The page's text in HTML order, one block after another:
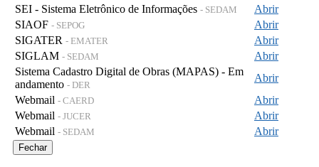
SEI - Sistema Eletrônico de Informações - SEDAM
Abrir
SIAOF - SEPOG
Abrir
SIGATER - EMATER
Abrir
SIGLAM - SEDAM
Abrir
Sistema Cadastro Digital de Obras (MAPAS) - Em
andamento - DER
Abrir
Webmail - CAERD
Abrir
Webmail - JUCER
Abrir
Webmail - SEDAM Abrir
Fechar